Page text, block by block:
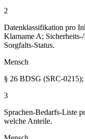
2
Datenklassifikation pro
Klarname A;
Sorgfalts-Status.
Mensch
§ 26 BDSG (SRC-
3
Sprachen-Bedarfs-Liste
welche Anteile.